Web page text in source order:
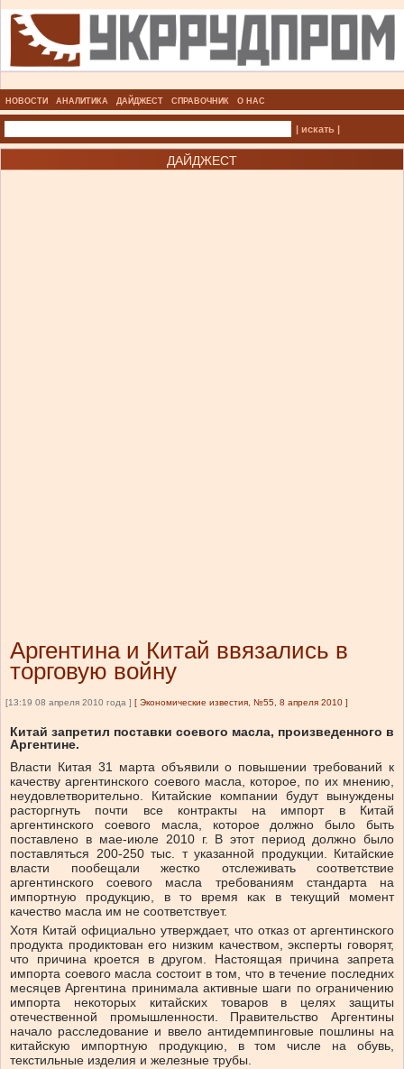
НОВОСТИ АНАЛИТИКА ДАЙДЖЕСТ СПРАВОЧНИК О НАС
| искать |
ДАЙДЖЕСТ
Аргентина и Китай ввязались в
торговую войну
[13:19 08 апреля 2010 года ] [ Экономические известия, №55, 8 апреля 2010 ]
Китай запретил поставки соевого масла, произведенного в
Аргентине.
Власти Китая 31 марта объявили о повышении требований к
качеству аргентинского соевого масла, которое, по их мнению,
неудовлетворительно. Китайские компании будут вынуждены
расторгнуть почти все контракты на импорт в Китай
аргентинского соевого масла, которое должно было быть
поставлено в мае-июле 2010 г. В этот период должно было
поставляться 200-250 тыс. т указанной продукции. Китайские
власти пообещали жестко отслеживать соответствие
аргентинского соевого масла требованиям стандарта на
импортную продукцию, в то время как в текущий момент
качество масла им не соответствует.
Хотя Китай официально утверждает, что отказ от аргентинского
продукта продиктован его низким качеством, эксперты говорят,
что причина кроется в другом. Настоящая причина запрета
импорта соевого масла состоит в том, что в течение последних
месяцев Аргентина принимала активные шаги по ограничению
импорта некоторых китайских товаров в целях защиты
отечественной промышленности. Правительство Аргентины
начало расследование и ввело антидемпинговые пошлины на
китайскую импортную продукцию, в том числе на обувь,
текстильные изделия и железные трубы.